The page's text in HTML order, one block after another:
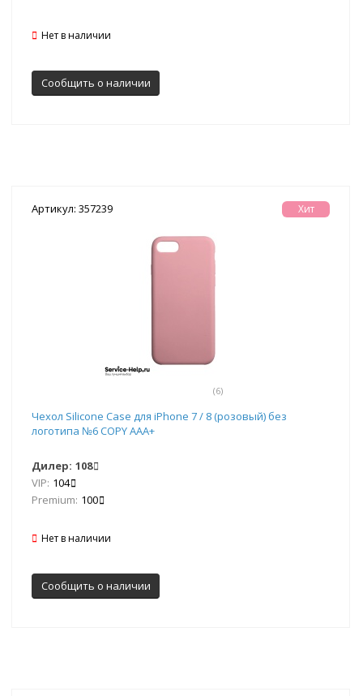
Нет в наличии
Сообщить о наличии
Артикул: 357239
(6)
Хит
Чехол Silicone Case для iPhone 7 / 8 (розовый) без
логотипа №6 COPY AAA+
Дилер: 108
VIP: 104
Premium: 100
Нет в наличии
Сообщить о наличии